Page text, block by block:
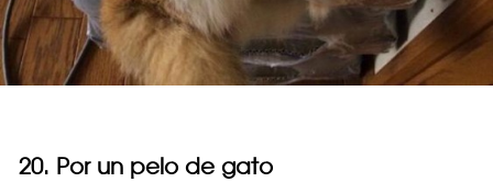
20. Por un pelo de gato